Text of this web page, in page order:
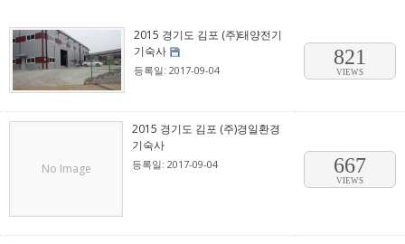
2015 경기도 김포 (주)태양전기
기숙사
등록일: 2017-09-04
821
VIEWS
No Image
2015 경기도 김포 (주)경일환경
기숙사
등록일: 2017-09-04 667
VIEWS